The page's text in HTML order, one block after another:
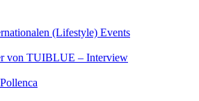
(Lifestyle) Events
von TUIBLUE – Interview